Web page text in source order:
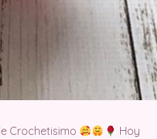
Crochetisimo
Hoy